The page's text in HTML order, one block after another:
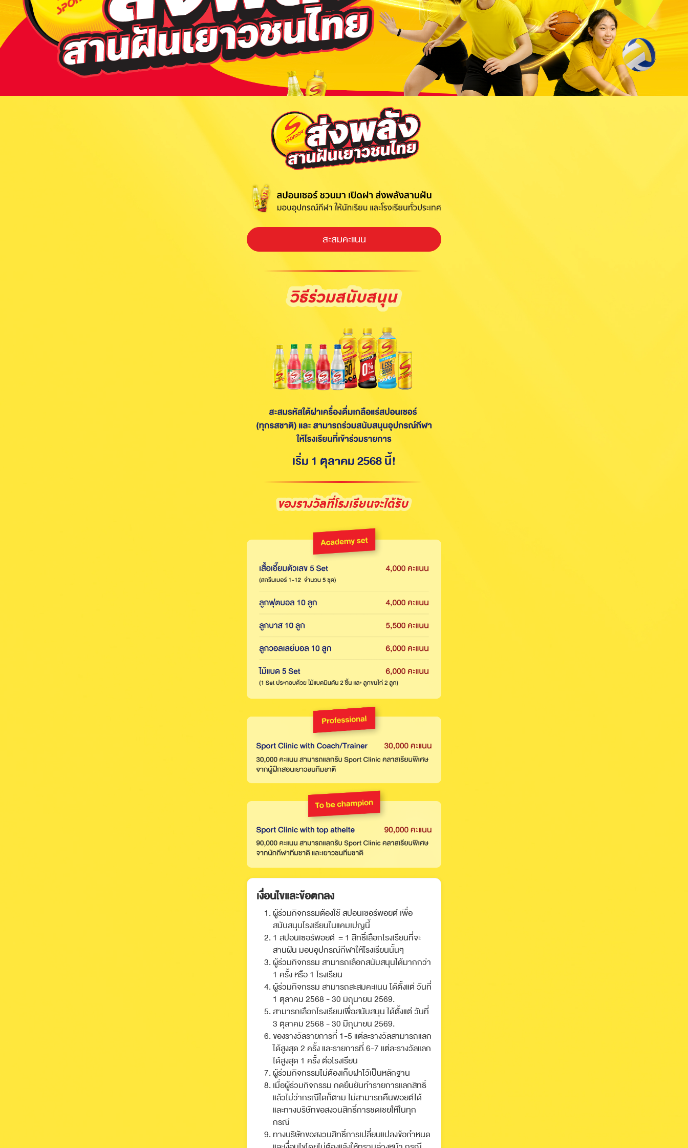
สะสมคะแนน
เริ่ม 1 ตุลาคม 2568 นี้!
เงื่อนไขและข้อตกลง
ผู้ร่วมกิจกรรมต้องใช้ สปอนเซอร์พอยต์ เพื่อ
สนับสนุนโรงเรียนในแคมเปญนี้
1 สปอนเซอร์พอยต์ = 1 สิทธิ์เลือกโรงเรียนที่จะ
สานฝัน มอบอุปกรณ์กีฬาให้โรงเรียนนั้นๆ
ผู้ร่วมกิจกรรม สามารถเลือกสนับสนุนได้มากกว่า
1 ครั้ง หรือ 1 โรงเรียน
ผู้ร่วมกิจกรรม สามารถสะสมคะแนน ได้ตั้งแต่ วันที่
1 ตุลาคม 2568 - 30 มิถุนายน 2569.
สามารถเลือกโรงเรียนเพื่อสนับสนุน ได้ตั้งแต่ วันที่
3 ตุลาคม 2568 - 30 มิถุนายน 2569.
ของรางวัลรายการที่ 1-5 แต่ละรางวัลสามารถแลก
ได้สูงสุด 2 ครั้ง และรายการที่ 6-7 แต่ละรางวัลแลก
ได้สูงสุด 1 ครั้ง ต่อโรงเรียน
ผู้ร่วมกิจกรรมไม่ต้องเก็บฝาไว้เป็นหลักฐาน
เมื่อผู้ร่วมกิจกรรม กดยืนยันทำรายการแลกสิทธิ์
แล้วไม่ว่ากรณีใดก็ตาม ไม่สามารถคืนพอยต์ได้
และทางบริษัทขอสงวนสิทธิ์การชดเชยให้ในทุก
กรณี
ทางบริษัทขอสงวนสิทธิ์การเปลี่ยนแปลงข้อกำหนด